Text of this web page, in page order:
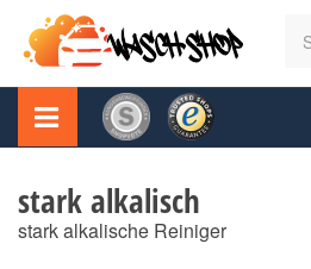
stark alkalisch
stark alkalische Reiniger